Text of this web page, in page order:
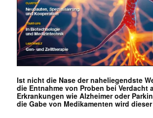
Ist nicht die Nase der naheliegendste
die Entnahme von Proben bei Verdacht
Erkrankungen wie Alzheimer oder
die Gabe von Medikamenten wird